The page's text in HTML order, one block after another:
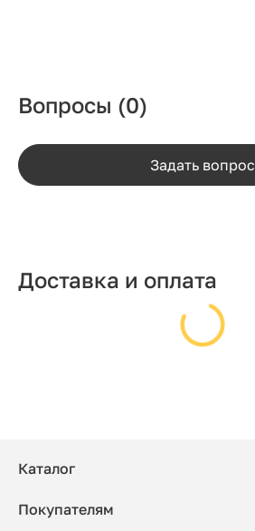
Вопросы (0)
Задать вопрос
Доставка и оплата
Каталог
Покупателям